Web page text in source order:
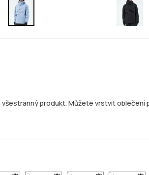
všestranný produkt. Můžete vrstvit oblečení